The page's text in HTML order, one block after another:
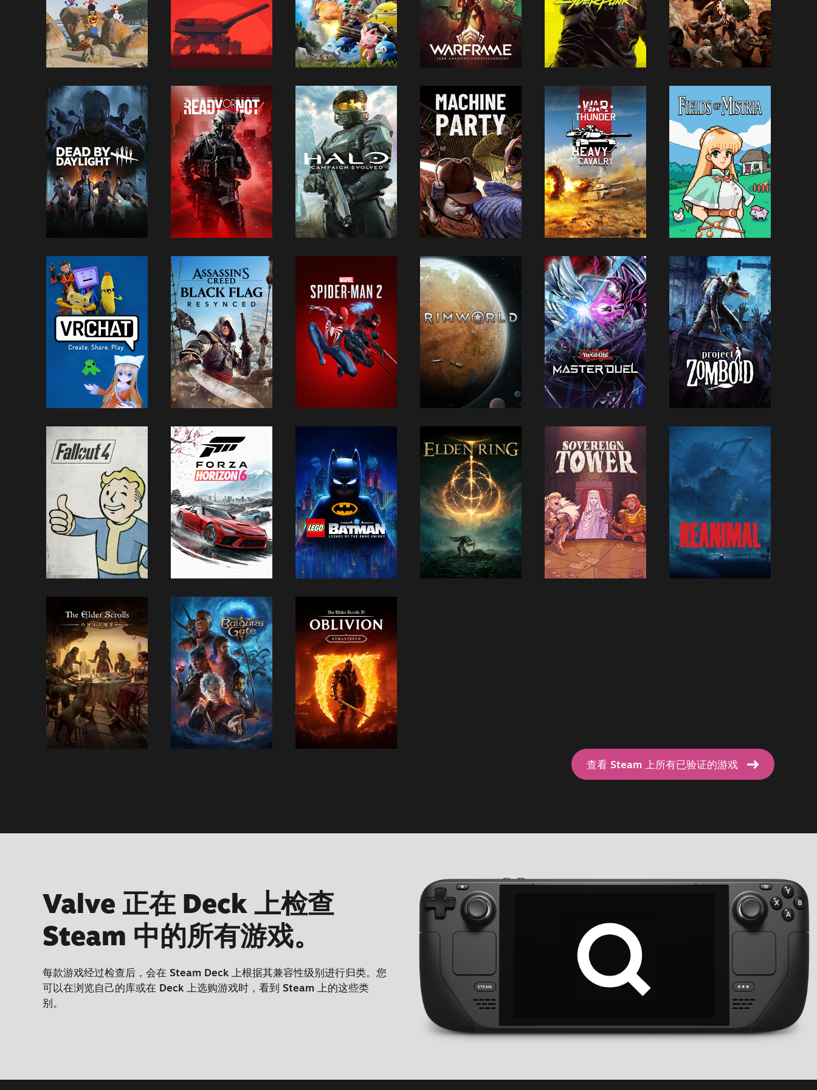
查看 Steam 上所有已验证的游戏
Valve 正在 Deck 上检查
Steam 中的所有游戏。
每款游戏经过检查后，会在 Steam Deck 上根据其兼容性级别进行归类。您
可以在浏览自己的库或在 Deck 上选购游戏时，看到 Steam 上的这些类
别。